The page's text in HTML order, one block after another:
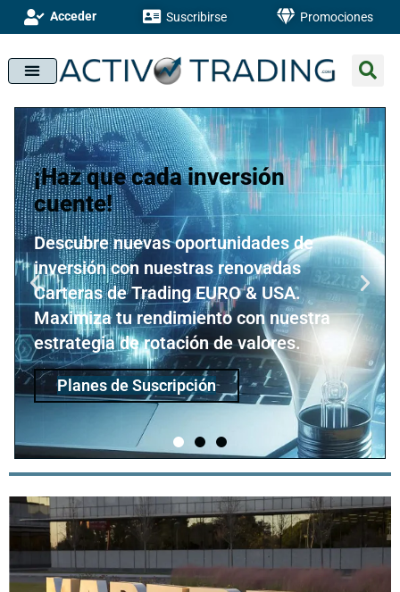
Acceder Suscribirse Promociones
¡Haz que cada inversión
cuente!
Descubre nuevas oportunidades de
inversión con nuestras renovadas
Carteras de Trading EURO & USA.
Maximiza tu rendimiento con nuestra
estrategia de rotación de valores.
Planes de Suscripción